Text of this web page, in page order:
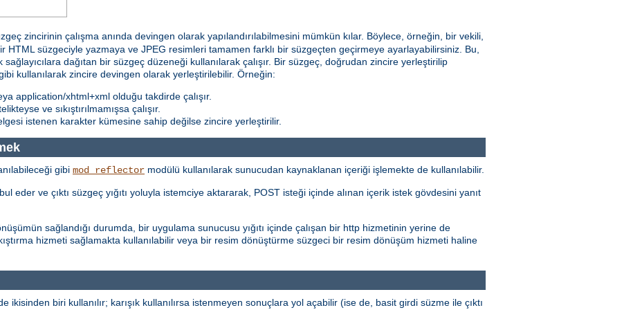
zincirinin çalışma anında devingen olarak yapılandırılabilmesini mümkün kılar. Böylece, örneğin, bir vekili,
süzgeciyle yazmaya ve JPEG resimleri tamamen farklı bir süzgeçten geçirmeye ayarlayabilirsiniz. Bu,
sağlayıcılara dağıtan bir süzgeç düzeneği kullanılarak çalışır. Bir süzgeç, doğrudan zincire yerleştirilip
kullanılarak zincire devingen olarak yerleştirilebilir. Örneğin:
application/xhtml+xml olduğu takdirde çalışır.
ve sıkıştırılmamışsa çalışır.
istenen karakter kümesine sahip değilse zincire yerleştirilir.
gibi mod_reflector modülü kullanılarak sunucudan kaynaklanan içeriği işlemekte de kullanılabilir.
eder ve çıktı süzgeç yığıtı yoluyla istemciye aktararak, POST isteği içinde alınan içerik istek gövdesini yanıt
sağlandığı durumda, bir uygulama sunucusu yığıtı içinde çalışan bir http hizmetinin yerine de
hizmeti sağlamakta kullanılabilir veya bir resim dönüştürme süzgeci bir resim dönüşüm hizmeti haline
ikisinden biri kullanılır; karışık kullanılırsa istenmeyen sonuçlara yol açabilir (ise de, basit girdi süzme ile çıktı